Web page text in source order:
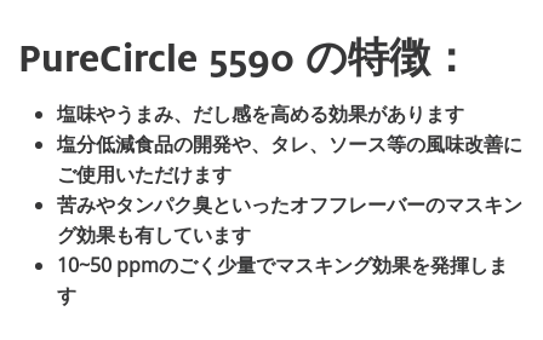
PureCircle 5590 の特徴：
塩味やうまみ、だし感を高める効果があります
塩分低減食品の開発や、タレ、ソース等の風味改善に
ご使用いただけます
苦みやタンパク臭といったオフフレーバーのマスキン
グ効果も有しています
10~50 ppmのごく少量でマスキング効果を発揮しま
す